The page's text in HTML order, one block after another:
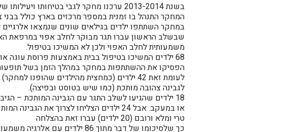
בשנת 2013-2014 ערכנו מחקר לגבי בטיחותו ויעילותו של טיפול בחלב אפוי בילדים האלרגים לחלב
המחקר התנהל בו זמנית במספר מרכזים בארץ כולל בבני
משמעותית לחלב האפוי ולכן לא המשיכו בטיפול.
הפסיקו את ההשתתפות במחקר במהלך הזמן בשל תופעות
לעומת זאת 42 ילדים (כמחצית מהילדים
לגבינה צהובה מותכת (כמו שיש בטוסט ובפיצה).
18 ילדים שהגיעו לשלב התגר עם הגבינה המותכת –
או במעקב. אבל 24 ילדים הצליחו לצרוך את
טרי ומלא ורובם (20 ילדים) עברו זאת בהצלחה